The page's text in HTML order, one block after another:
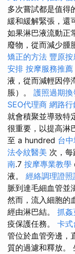
多次嘗試都是值得
緩和緩解緊張，還
如果淋巴液流動正
廢物，從而減少腫
矯正的方法 豐原
安排 按摩服務推薦
液，從而減輕因停
脹）。 護照過期
SEO代理商 網路行
就會積聚並導致特
很重要，以提高淋
至 a hundred 台
法令紋醫美 次，
南.7 按摩專業教學
液。 經絡調理證照
脈到達毛細血管並
然而，流入細胞的
經由淋巴結。 抓姦
疫保護任務。 卡式
管位於血管旁邊，
質的過濾和釋放。